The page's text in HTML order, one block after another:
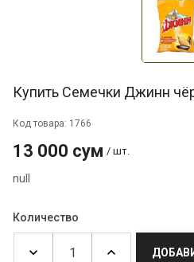
Купить Семечки Джинн
Код товара: 1766
13 000 сум / шт.
null
Количество